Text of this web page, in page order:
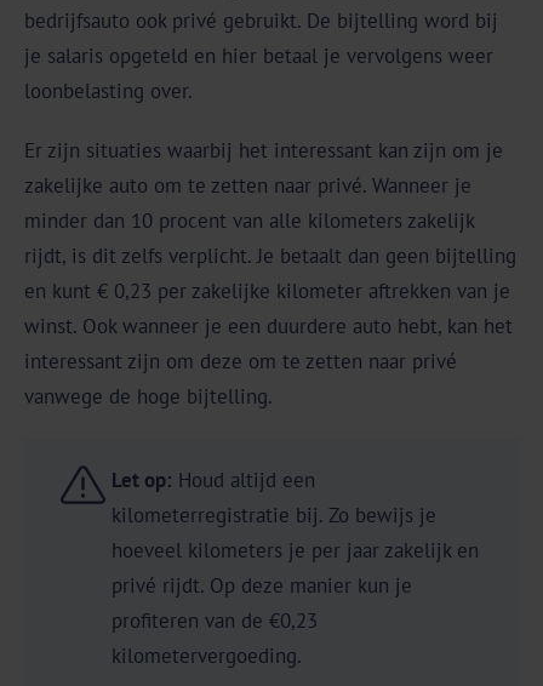
bedrijfsauto ook privé gebruikt. De bijtelling word bij
je salaris opgeteld en hier betaal je vervolgens weer
loonbelasting over.
Er zijn situaties waarbij het interessant kan zijn om je
zakelijke auto om te zetten naar privé. Wanneer je
minder dan 10 procent van alle kilometers zakelijk
rijdt, is dit zelfs verplicht. Je betaalt dan geen bijtelling
en kunt € 0,23 per zakelijke kilometer aftrekken van je
winst. Ook wanneer je een duurdere auto hebt, kan het
interessant zijn om deze om te zetten naar privé
vanwege de hoge bijtelling.
Let op: Houd altijd een
kilometerregistratie bij. Zo bewijs je
hoeveel kilometers je per jaar zakelijk en
privé rijdt. Op deze manier kun je
profiteren van de €0,23
kilometervergoeding.